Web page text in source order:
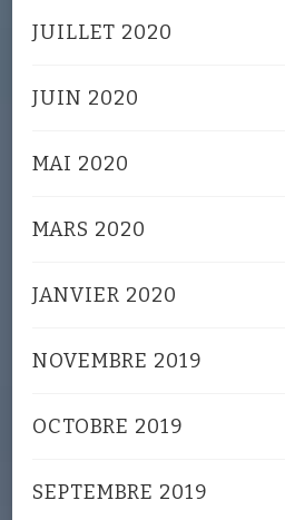
JUILLET 2020
JUIN 2020
MAI 2020
MARS 2020
JANVIER 2020
NOVEMBRE 2019
OCTOBRE 2019
SEPTEMBRE 2019